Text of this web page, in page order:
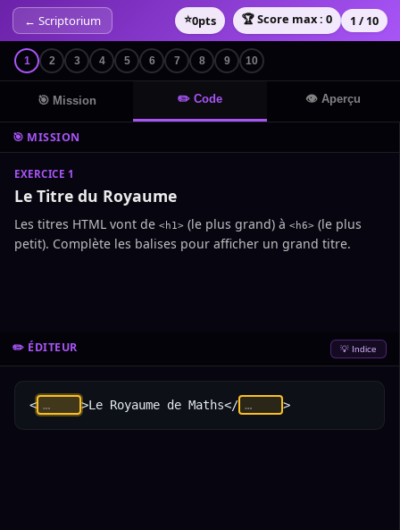
← Scriptorium ⭐0pts 🏆 Score max : 0 1 / 10
1 2 3 4 5 6 7 8 9 10
🎯 Mission ✏️ Code 👁️ Aperçu
🎯 MISSION
EXERCICE 1
Le Titre du Royaume
Les titres HTML vont de <h1> (le plus grand) à <h6> (le plus
petit). Complète les balises pour afficher un grand titre.
✏️ ÉDITEUR 💡 Indice
< >Le Royaume de Maths</ >